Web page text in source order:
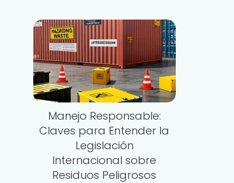
Manejo Responsable:
Claves para Entender la
Legislación
Internacional sobre
Residuos Peligrosos